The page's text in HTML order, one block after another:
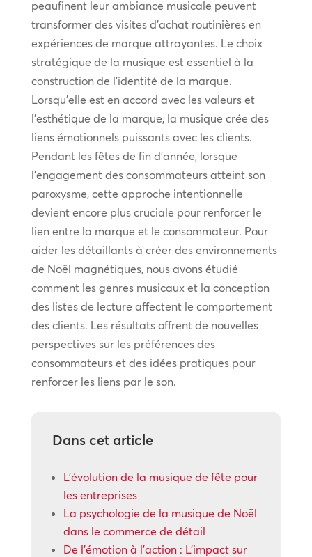
peaufinent leur ambiance musicale peuvent
transformer des visites d’achat routinières en
expériences de marque attrayantes. Le choix
stratégique de la musique est essentiel à la
construction de l’identité de la marque.
Lorsqu’elle est en accord avec les valeurs et
l’esthétique de la marque, la musique crée des
liens émotionnels puissants avec les clients.
Pendant les fêtes de fin d’année, lorsque
l’engagement des consommateurs atteint son
paroxysme, cette approche intentionnelle
devient encore plus cruciale pour renforcer le
lien entre la marque et le consommateur. Pour
aider les détaillants à créer des environnements
de Noël magnétiques, nous avons étudié
comment les genres musicaux et la conception
des listes de lecture affectent le comportement
des clients. Les résultats offrent de nouvelles
perspectives sur les préférences des
consommateurs et des idées pratiques pour
renforcer les liens par le son.
Dans cet article
L’évolution de la musique de fête pour
les entreprises
La psychologie de la musique de Noël
dans le commerce de détail
De l’émotion à l’action : L’impact sur